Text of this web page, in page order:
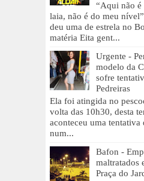
“Aqui não é
laia, não é do meu
deu uma de estrela no
matéria Eita gent...
Urgente -
modelo da
sofre
Pedreiras
Ela foi atingida no
volta das 10h30, desta
aconteceu uma tentativa
num...
Bafon -
maltratados
Praça do